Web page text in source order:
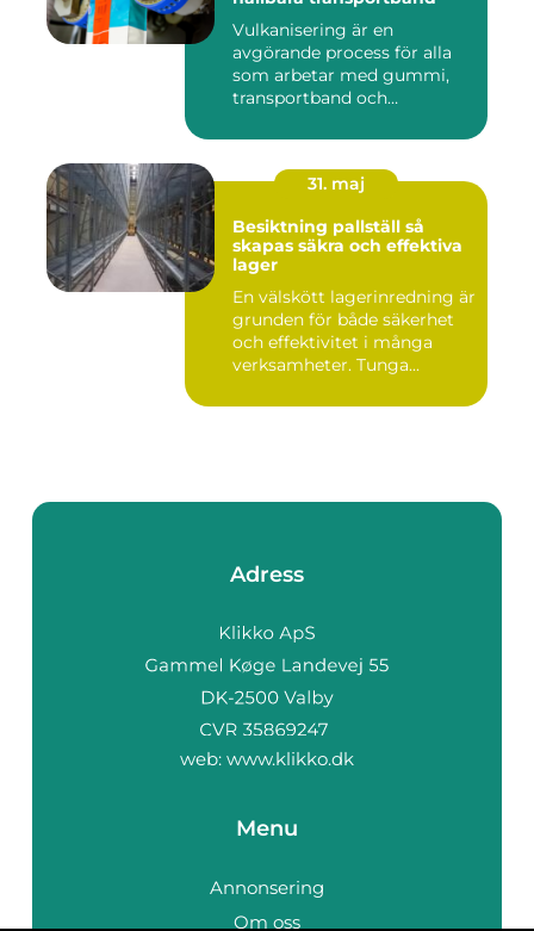
Vulkanisering är en
avgörande process för alla
som arbetar med gummi,
transportband och
31. maj
Besiktning pallställ så
skapas säkra och effektiva
lager
En välskött lagerinredning är
grunden för både säkerhet
och effektivitet i många
verksamheter. Tunga...
Adress
web: www.klikko.dk
Menu
Annonsering
Om oss